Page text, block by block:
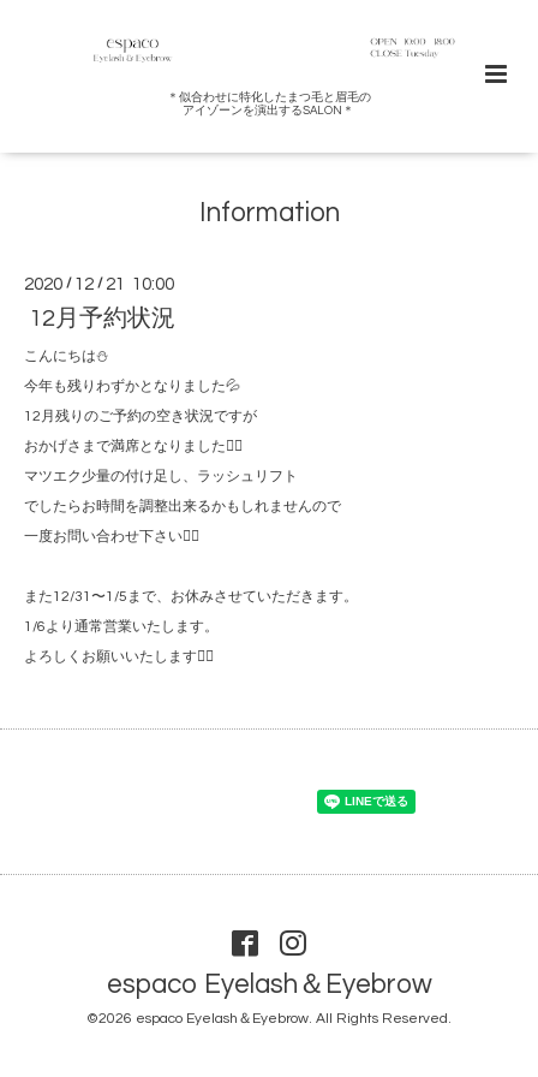
＊似合わせに特化したまつ毛と眉毛の
アイゾーンを演出するSALON＊
Information
2020 / 12 / 21 10:00
12月予約状況
こんにちは⛄️
今年も残りわずかとなりました💦
12月残りのご予約の空き状況ですが
おかげさまで満席となりました🙇‍♀️
マツエク少量の付け足し、ラッシュリフト
でしたらお時間を調整出来るかもしれませんので
一度お問い合わせ下さい🙇‍♀️
また12/31〜1/5まで、お休みさせていただきます。
1/6より通常営業いたします。
よろしくお願いいたします🙇‍♀️
espaco Eyelash＆Eyebrow
©2026 espaco Eyelash＆Eyebrow. All Rights Reserved.